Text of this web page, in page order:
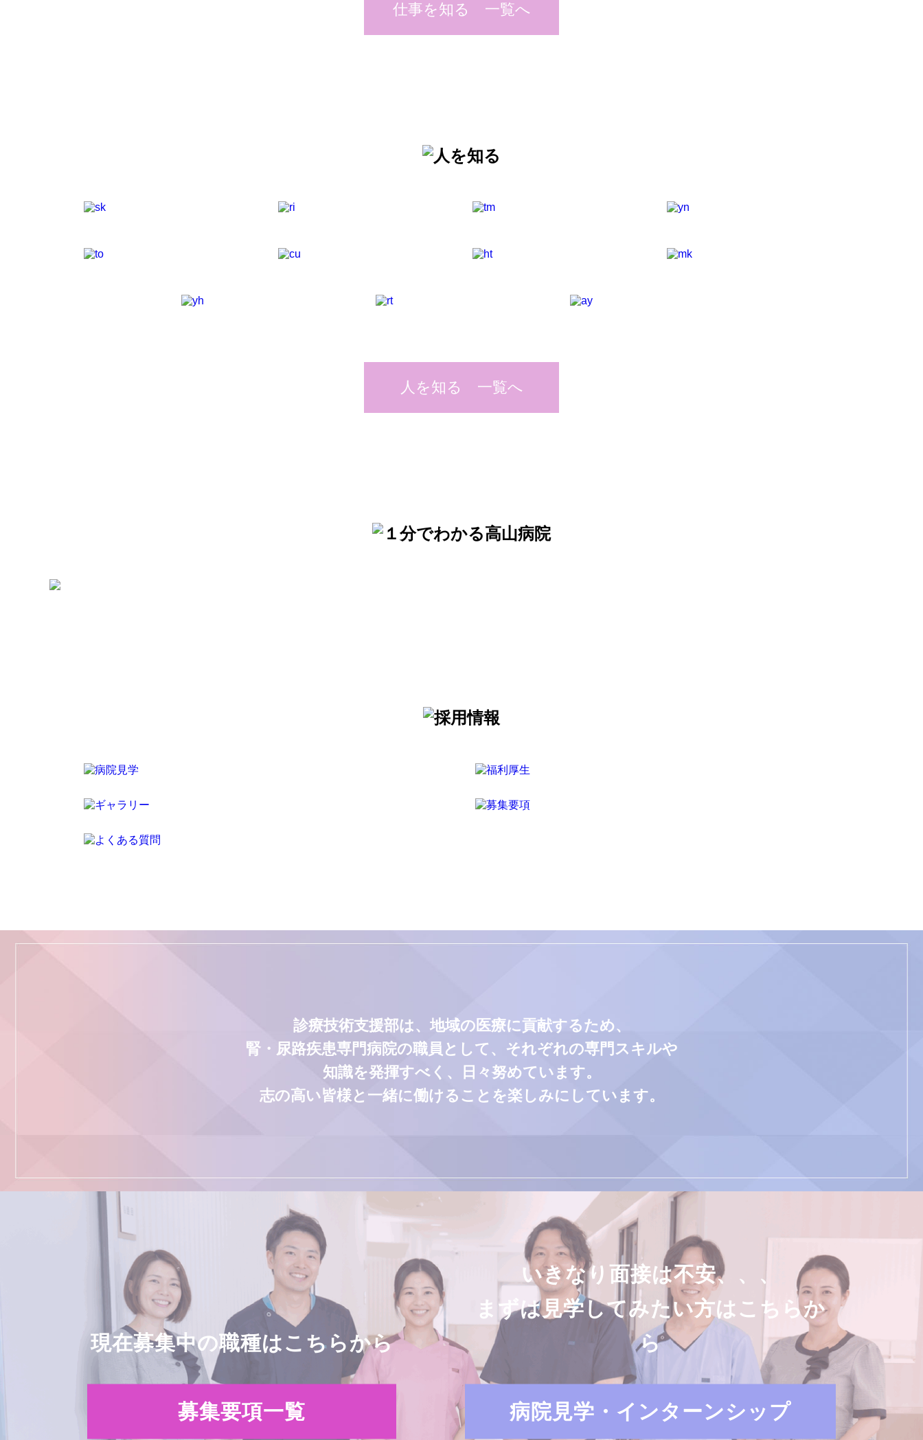
仕事を知る 一覧へ
人を知る 一覧へ
診療技術支援部は、地域の医療に貢献するため、
腎・尿路疾患専門病院の職員として、それぞれの専門スキルや
知識を発揮すべく、日々努めています。
志の高い皆様と一緒に働けることを楽しみにしています。
現在募集中の職種はこちらから
募集要項一覧
いきなり面接は不安、、、
まずは見学してみたい方はこちらか
ら
病院見学・インターンシップ